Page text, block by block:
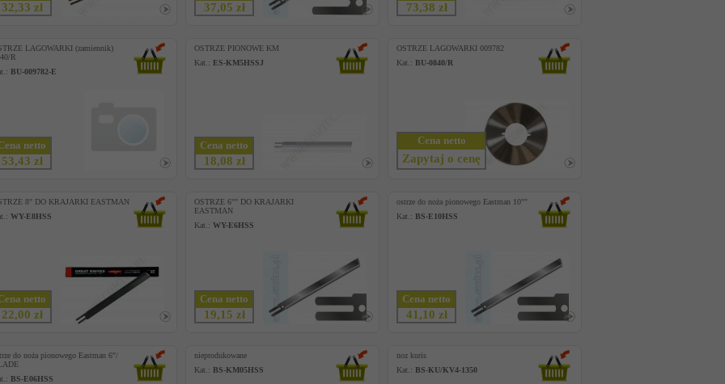
32,33 zł 37,05 zł 73,38 zł
LAGOWARKI (zamiennik)
R
BU-009782-E
netto
53,43 zł
OSTRZE PIONOWE KM
Kat.: ES-KM5HSSJ
Cena netto
18,08 zł
OSTRZE LAGOWARKI 009782
Kat.: BU-0840/R
Cena netto
Zapytaj o cenę
8" DO KRAJARKI EASTMAN
WY-E8HSS
netto
22,00 zł
OSTRZE 6"" DO KRAJARKI
EASTMAN
Kat.: WY-E6HSS
Cena netto
19,15 zł
ostrze do noża pionowego Eastman 10""
Kat.: BS-E10HSS
Cena netto
41,10 zł
do noża pionowego Eastman 6"/
BS-E06HSS
nieprodukowane
Kat.: BS-KM05HSS
noz kuris
Kat.: BS-KU/KV4-1350